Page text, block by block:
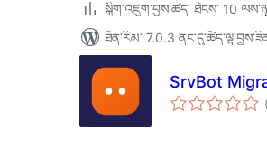
སྒྲིག་འཇུག་བྱས་ཚད། ཐེངས་ 10
ཐོན་རིམ་ 7.0.3
SrvBot